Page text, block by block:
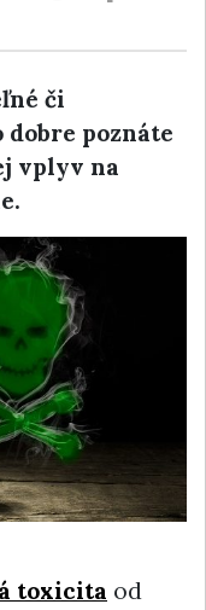
či
dobre poznáte
vplyv na
toxicita od